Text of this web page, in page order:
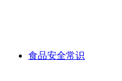
食品安全常识